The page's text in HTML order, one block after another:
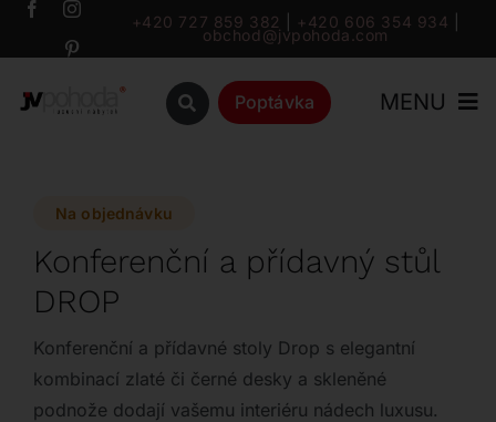
Přeskočit
+420 727 859 382 +420 606 354 934
obchod@jvpohoda.com
Poptávka MENU
Značky
Na objednávku
Konferenční a přídavný stůl
DROP
Konferenční a přídavné stoly Drop s elegantní
kombinací zlaté či černé desky a skleněné
podnože dodají vašemu interiéru nádech luxusu.